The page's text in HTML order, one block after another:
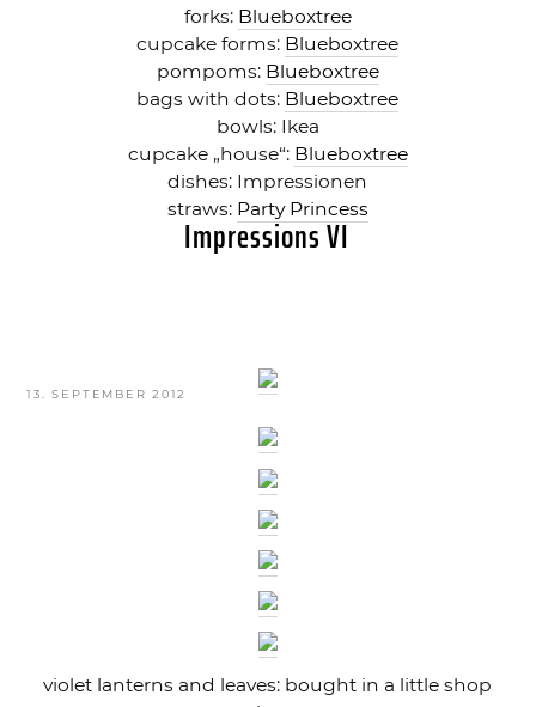
forks : Blueboxtree
cupcake forms: Blueboxtree
pompoms: Blueboxtree
bags with dots: Blueboxtree
bowls: Ikea
cupcake „house“: Blueboxtree
dishes: Impressionen
straws: Party Princess
VERÖFFENTLICHT
13. SEPTEMBER 2012
Impressions VI
violet lanterns and leaves: bought in a little shop